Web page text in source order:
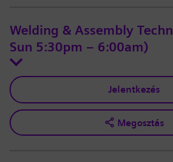
Welding & Assembly
Sun 5:30pm – 6:00am)
Jelentkezés
Megosztás